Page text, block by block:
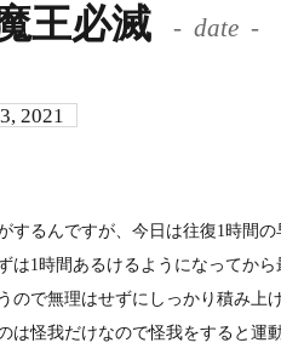
王必滅 date
2021
するんですが、今日は往復1時間
は1時間あるけるようになってか
ので無理はせずにしっかり積み上
は怪我だけなので怪我をすると運